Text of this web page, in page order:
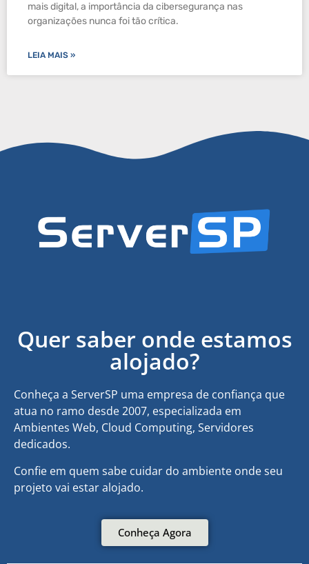
mais digital, a importância da cibersegurança nas
organizações nunca foi tão crítica.
LEIA MAIS »
Quer saber onde estamos
alojado?
Conheça a ServerSP uma empresa de confiança que
atua no ramo desde 2007, especializada em
Ambientes Web, Cloud Computing, Servidores
dedicados.
Confie em quem sabe cuidar do ambiente onde seu
projeto vai estar alojado.
Conheça Agora